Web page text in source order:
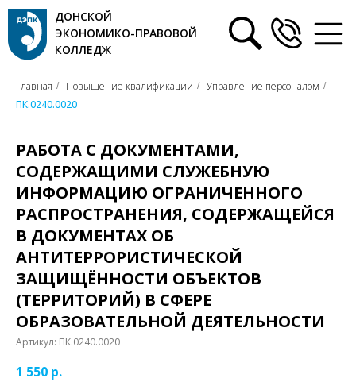
ДОНСКОЙ
ЭКОНОМИКО-ПРАВОВОЙ
КОЛЛЕДЖ
Главная / Повышение квалификации / Управление персоналом /
ПК.0240.0020
РАБОТА С ДОКУМЕНТАМИ,
СОДЕРЖАЩИМИ СЛУЖЕБНУЮ
ИНФОРМАЦИЮ ОГРАНИЧЕННОГО
РАСПРОСТРАНЕНИЯ, СОДЕРЖАЩЕЙСЯ
В ДОКУМЕНТАХ ОБ
АНТИТЕРРОРИСТИЧЕСКОЙ
ЗАЩИЩЁННОСТИ ОБЪЕКТОВ
(ТЕРРИТОРИЙ) В СФЕРЕ
ОБРАЗОВАТЕЛЬНОЙ ДЕЯТЕЛЬНОСТИ
Артикул: ПК.0240.0020
1 550 р.